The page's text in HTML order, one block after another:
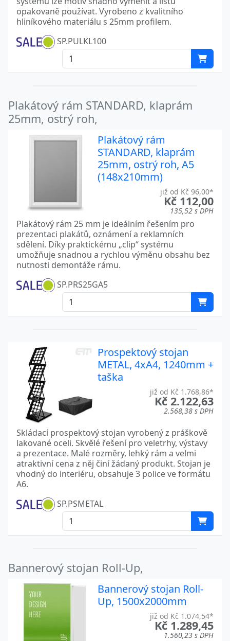
opakovaně používat. Vyrobeno z kvalitního
hliníkového materiálu s 25mm profilem.
SP.PULKL100
Plakátový rám STANDARD, klaprám
25mm, ostrý roh,
Plakátový rám
STANDARD, klaprám
25mm, ostrý roh, A5
(148x210mm)
již od Kč 96,00*
Kč 112,00
135,52 s DPH
Plakátový rám 25 mm je ideálním řešením pro
prezentaci plakátů, oznámení a reklamních
sdělení. Díky praktickému „clip“ systému
umožňuje snadnou a rychlou výměnu obsahu bez
nutnosti demontáže rámu.
SP.PRS25GA5
Prospektový stojan
METAL, 4xA4, 1240mm +
taška
již od Kč 1.768,86*
Kč 2.122,63
2.568,38 s DPH
Skládací prospektový stojan vyrobený z práškově
lakované oceli. Skvělé řešení pro veletrhy, výstavy
a prezentace. Malé rozměry, lehký rám a velmi
atraktivní cena z něj činí žádaný produkt. Stojan je
vhodný do interiéru, obsahuje 3 police ve formátu
A6.
SP.PSMETAL
Bannerový stojan Roll-Up,
Bannerový stojan Roll-
Up, 1500x2000mm
již od Kč 1.074,54*
Kč 1.289,45
1.560,23 s DPH